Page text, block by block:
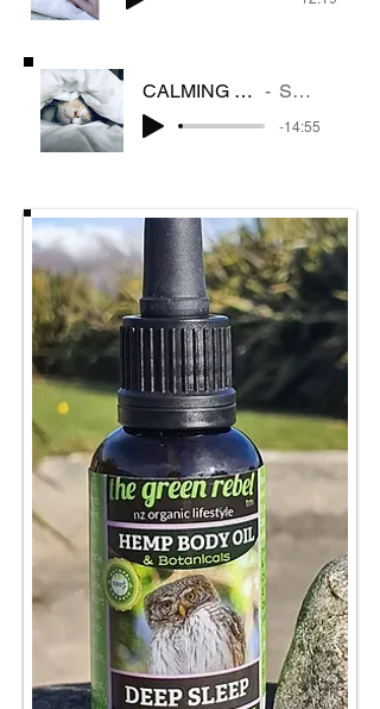
CALMING MUSIC SLEEP
-14:55